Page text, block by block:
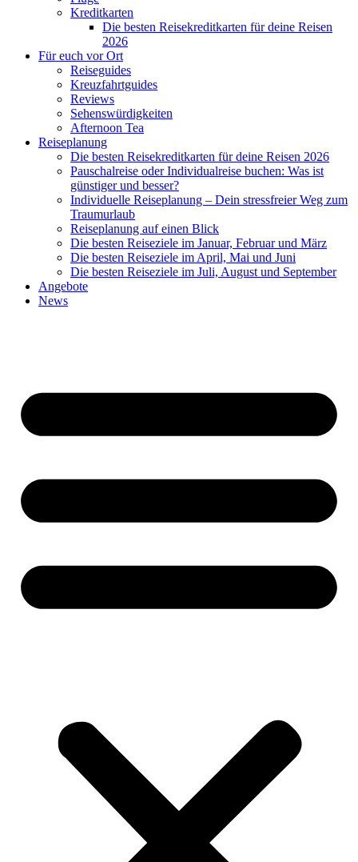
Kreditkarten
Die besten Reisekreditkarten für deine Reisen
2026
Für euch vor Ort
Reiseguides
Kreuzfahrtguides
Reviews
Sehenswürdigkeiten
Afternoon Tea
Reiseplanung
Die besten Reisekreditkarten für deine Reisen 2026
Pauschalreise oder Individualreise buchen: Was ist
günstiger und besser?
Individuelle Reiseplanung – Dein stressfreier Weg zum
Traumurlaub
Reiseplanung auf einen Blick
Die besten Reiseziele im Januar, Februar und März
Die besten Reiseziele im April, Mai und Juni
Die besten Reiseziele im Juli, August und September
Angebote
News